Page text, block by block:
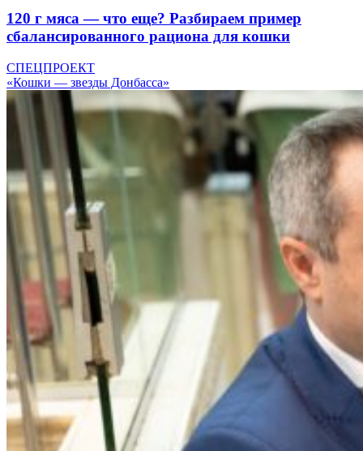
120 г мяса — что еще? Разбираем пример
сбалансированного рациона для кошки
СПЕЦПРОЕКТ
«Кошки — звезды Донбасса»